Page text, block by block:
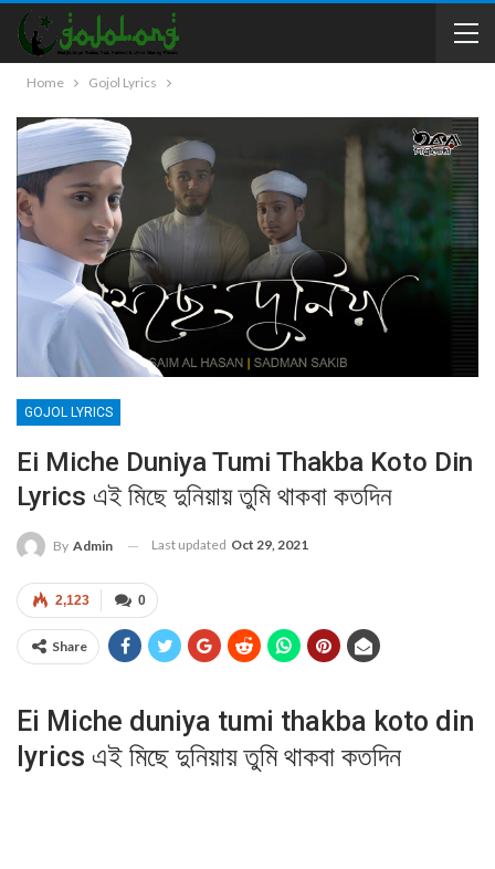
Home Gojol Lyrics
GOJOL LYRICS
Ei Miche Duniya Tumi Thakba Koto Din
Lyrics এই মিছে দুনিয়ায় তুমি থাকবা কতদিন
By Admin Last updated Oct 29, 2021
0
2,123
Share
Ei Miche duniya tumi thakba koto din
lyrics এই মিছে দুনিয়ায় তুমি থাকবা কতদিন